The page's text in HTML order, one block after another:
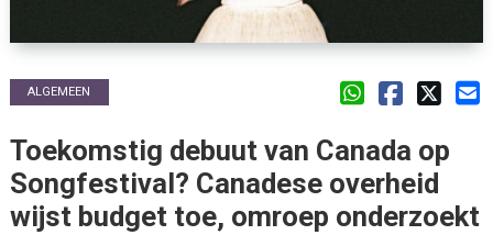
ALGEMEEN
Toekomstig debuut van Canada op
Songfestival? Canadese overheid
wijst budget toe, omroep onderzoekt